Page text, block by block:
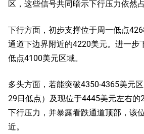
区，这些信号共同暗示下行压力依然占
下行方面，初步支撑位于周一低点
通道下边界附近的4220美元。进一步
低点4100美元区域。
多头方面，若能突破4350-4365美元
29日低点）及现位于4445美元左右的
下行压力，并暴露看跌通道顶部，该
近。